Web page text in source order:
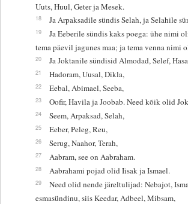
Uuts, Huul, Geter ja Mesek.
18 Ja Arpaksadile sündis Selah, ja Selahile
19
Ja Eeberile sündis kaks poega: ühe nimi
tema päevil jagunes maa; ja tema venna nimi
20 Ja Joktanile sündisid Almodad, Selef,
21 Hadoram, Uusal, Dikla,
22 Eebal, Abimael, Seeba,
23 Oofir, Havila ja Joobab. Need kõik olid
24 Seem, Arpaksad, Selah,
25 Eeber, Peleg, Reu,
26 Serug, Naahor, Terah,
27 Aabram, see on Aabraham.
28 Aabrahami pojad olid Iisak ja Ismael.
29
Need olid nende järeltulijad: Nebajot,
esmasündinu, siis Keedar, Adbeel, Mibsam,